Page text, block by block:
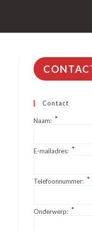
Contact
Naam: *
E-mailadres: *
Telefoonnummer: *
Onderwerp: *